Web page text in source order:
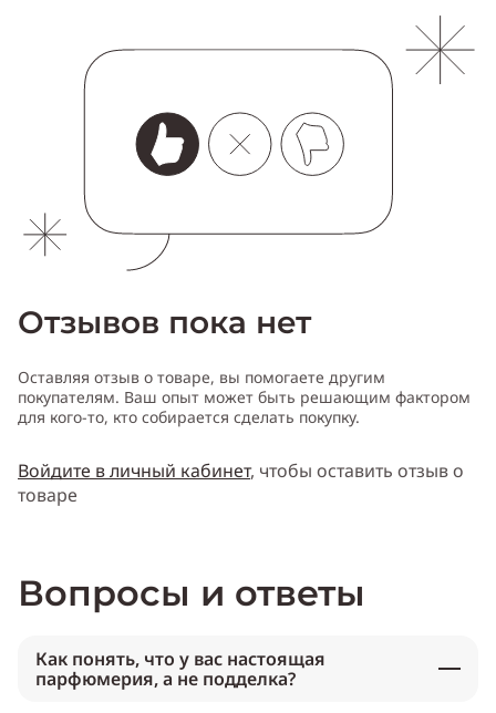
Отзывов пока нет
Оставляя отзыв о товаре, вы помогаете другим
покупателям. Ваш опыт может быть решающим фактором
для кого-то, кто собирается сделать покупку.
Войдите в личный кабинет, чтобы оставить отзыв о
товаре
Вопросы и ответы
Как понять, что у вас настоящая
парфюмерия, а не подделка?